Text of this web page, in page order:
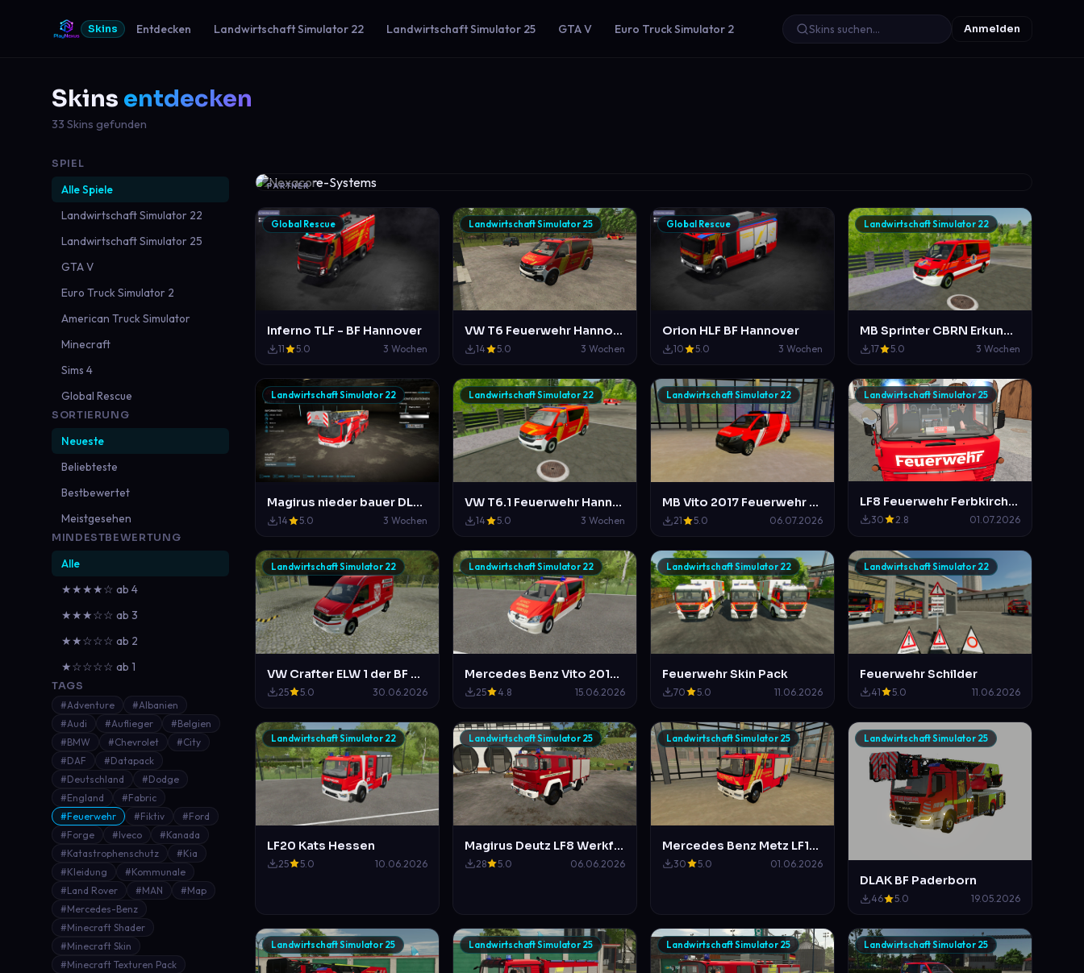
Skins Entdecken Landwirtschaft Simulator 22 Landwirtschaft Simulator 25 GTA V Euro Truck Simulator 2 Anmelden
Skins entdecken
33 Skins gefunden
SPIEL
Alle Spiele
Landwirtschaft Simulator 22
Landwirtschaft Simulator 25
GTA V
Euro Truck Simulator 2
American Truck Simulator
Minecraft
Sims 4
Global Rescue
SORTIERUNG
Neueste
Beliebteste
Bestbewertet
Meistgesehen
MINDESTBEWERTUNG
Alle
★★★★☆ ab 4
★★★☆☆ ab 3
★★☆☆☆ ab 2
★☆☆☆☆ ab 1
TAGS
#Adventure
#Albanien
#Audi
#Auflieger
#Belgien
#BMW
#Chevrolet
#City
#DAF
#Datapack
#Deutschland
#Dodge
#England
#Fabric
#Feuerwehr
#Fiktiv
#Ford
#Forge
#Iveco
#Kanada
#Katastrophenschutz
#Kia
#Kleidung
#Kommunale
#Land Rover
#MAN
#Map
#Mercedes-Benz
#Minecraft Shader
#Minecraft Skin
#Minecraft Texturen Pack
PARTNER
Global Rescue
Inferno TLF - BF Hannover
11 5.0 3 Wochen
Landwirtschaft Simulator 25
VW T6 Feuerwehr Hannover NEF und ELW 1
14 5.0 3 Wochen
Global Rescue
Orion HLF BF Hannover
10 5.0 3 Wochen
Landwirtschaft Simulator 22
MB Sprinter CBRN Erkunder
17 5.0 3 Wochen
Landwirtschaft Simulator 22
Magirus nieder bauer DLK 23/12 Feuerwehr Mittelberg
14 5.0 3 Wochen
Landwirtschaft Simulator 22
VW T6.1 Feuerwehr Hannover ELW 1 und NEF
14 5.0 3 Wochen
Landwirtschaft Simulator 22
MB Vito 2017 Feuerwehr Mittelberg ELW 1 B-Dienst im Duisburger Design
21 5.0 06.07.2026
Landwirtschaft Simulator 25
LF8 Feuerwehr Ferbkirchen
30 2.8 01.07.2026
Landwirtschaft Simulator 22
VW Crafter ELW 1 der BF Waldstetten im neuen Design der BF Hildesheim
25 5.0 30.06.2026
Landwirtschaft Simulator 22
Mercedes Benz Vito 2010 Feuerwehr Hannover NEF
25 4.8 15.06.2026
Landwirtschaft Simulator 22
Feuerwehr Skin Pack
70 5.0 11.06.2026
Landwirtschaft Simulator 22
Feuerwehr Schilder
41 5.0 11.06.2026
Landwirtschaft Simulator 22
LF20 Kats Hessen
25 5.0 10.06.2026
Landwirtschaft Simulator 25
Magirus Deutz LF8 Werkfeuerwehr Deutsche Bahn Hannover (a.d)
28 5.0 06.06.2026
Landwirtschaft Simulator 25
Mercedes Benz Metz LF16 Feuerwehr Hannover
30 5.0 01.06.2026
Landwirtschaft Simulator 25
DLAK BF Paderborn
46 5.0 19.05.2026
Landwirtschaft Simulator 25 Landwirtschaft Simulator 25 Landwirtschaft Simulator 25 Landwirtschaft Simulator 25